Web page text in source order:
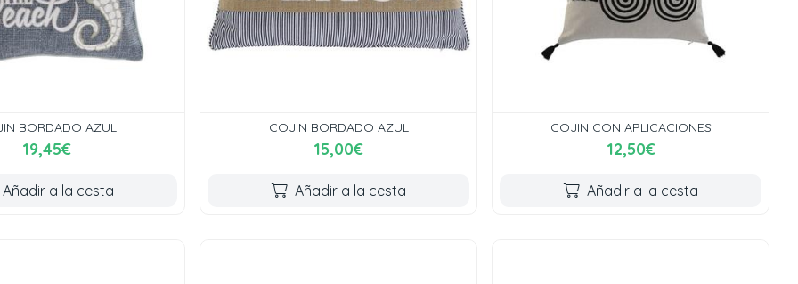
BORDADO AZUL
19,45€
Añadir a la cesta
COJIN BORDADO AZUL
15,00€
Añadir a la cesta
COJIN CON APLICACIONES
12,50€
Añadir a la cesta